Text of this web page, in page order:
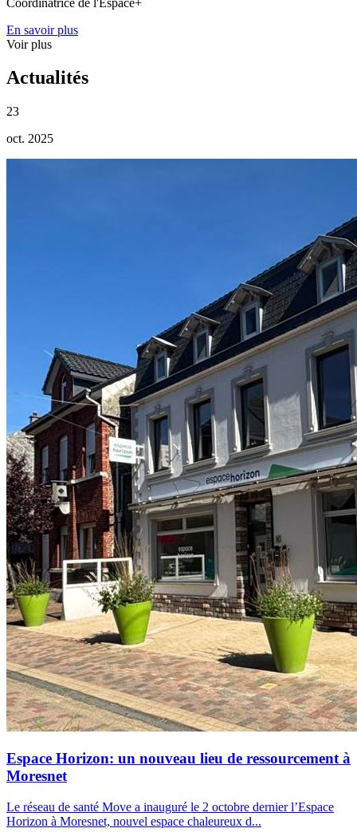
En savoir plus
Voir plus
Actualités
23
oct. 2025
Espace Horizon: un nouveau lieu de ressourcement à
Moresnet
Le réseau de santé Move a inauguré le 2 octobre dernier l’Espace
Horizon à Moresnet, nouvel espace chaleureux d...